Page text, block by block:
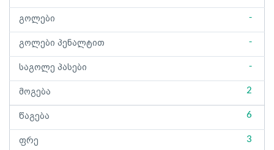
გოლები -
გოლები პენალტით -
საგოლე პასები -
მოგება 2
წაგება 6
ფრე 3